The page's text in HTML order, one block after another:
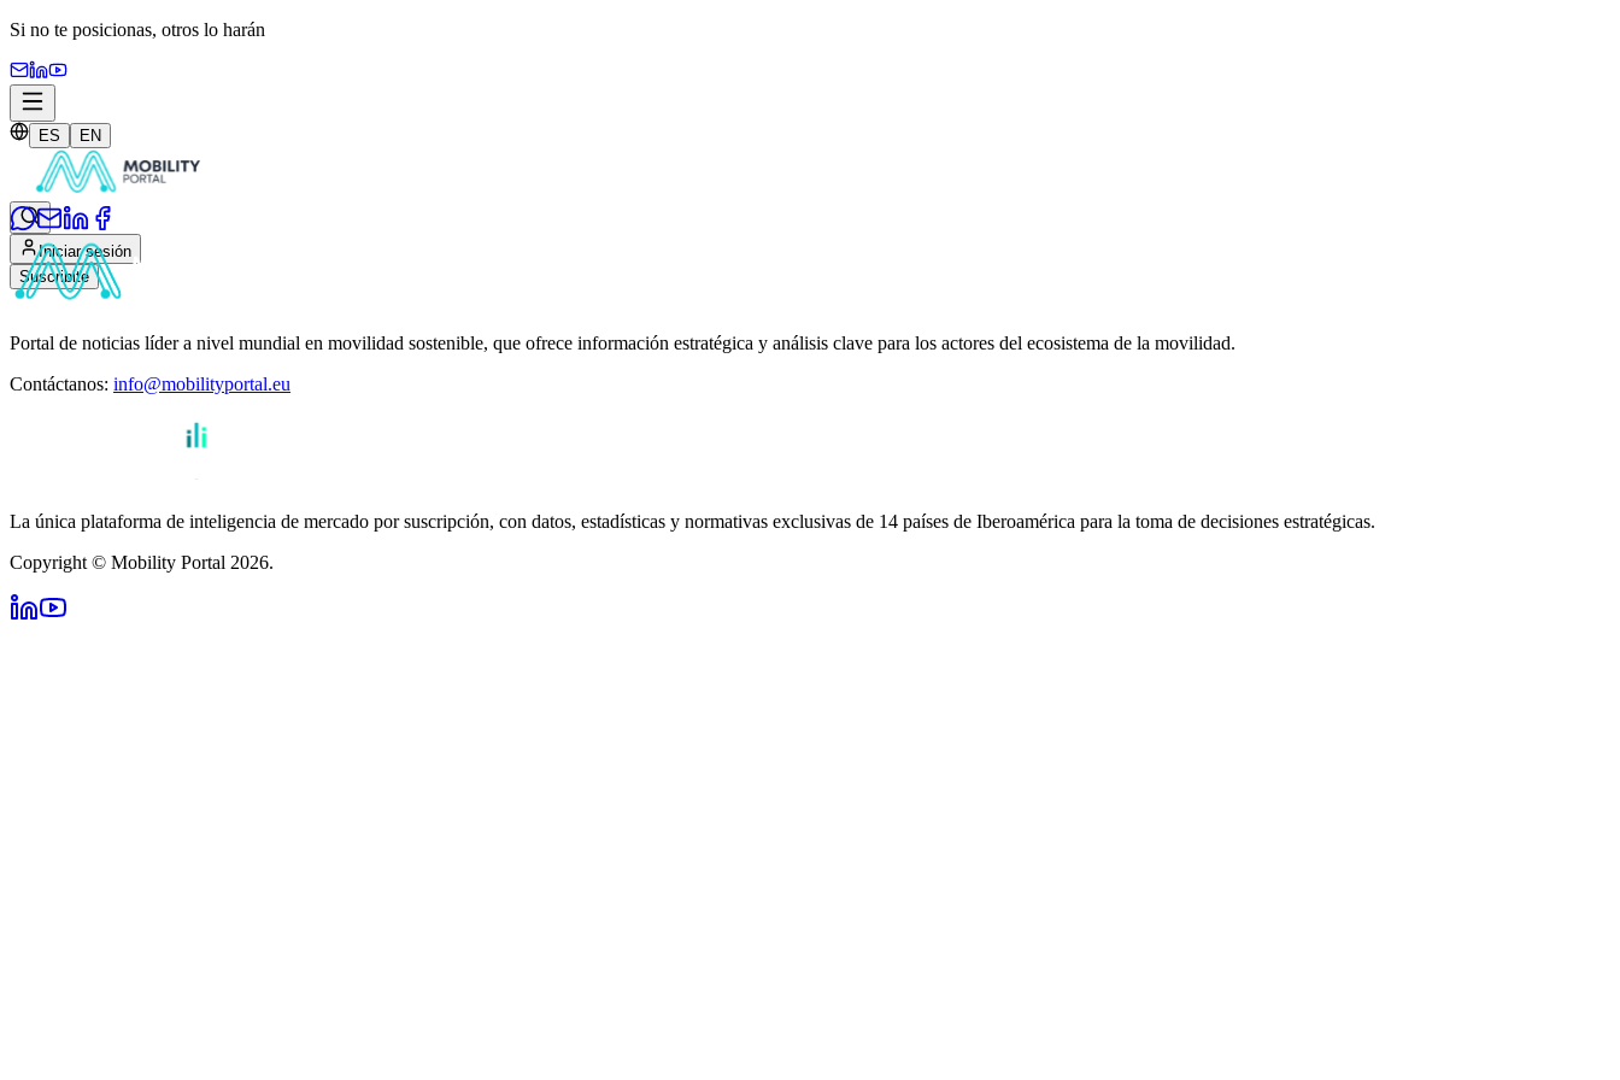
Si no te posicionas, otros lo harán
ES EN
Iniciar sesión
Suscribite
Portal de noticias líder a nivel mundial en movilidad sostenible, que ofrece información estratégica y análisis clave para los actores del ecosistema de la movilidad.
Contáctanos: info@mobilityportal.eu
La única plataforma de inteligencia de mercado por suscripción, con datos, estadísticas y normativas exclusivas de 14 países de Iberoamérica para la toma de decisiones estratégicas.
Copyright © Mobility Portal 2026.